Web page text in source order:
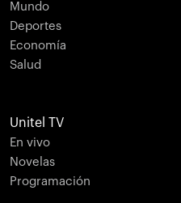
Mundo
Deportes
Economía
Salud
Unitel TV
En vivo
Novelas
Programación